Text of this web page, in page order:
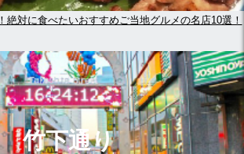
絶対に食べたいおすすめご当地グルメの名店10選！
竹下通り